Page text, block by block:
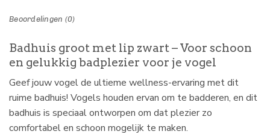
Beoordelingen (0)
Badhuis groot met lip zwart – Voor schoon
en gelukkig badplezier voor je vogel
Geef jouw vogel de ultieme wellness-ervaring met dit
ruime badhuis! Vogels houden ervan om te badderen, en dit
badhuis is speciaal ontworpen om dat plezier zo
comfortabel en schoon mogelijk te maken.